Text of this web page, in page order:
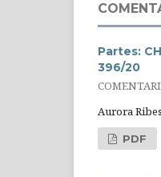
Partes:
396/20
Aurora
PDF